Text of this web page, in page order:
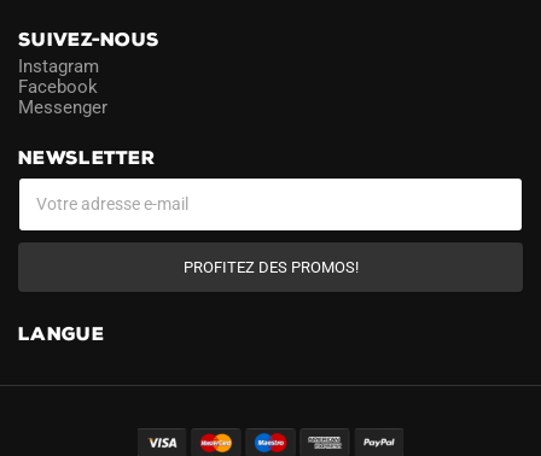
SUIVEZ-NOUS
Instagram
Facebook
Messenger
NEWSLETTER
PROFITEZ DES PROMOS!
LANGUE